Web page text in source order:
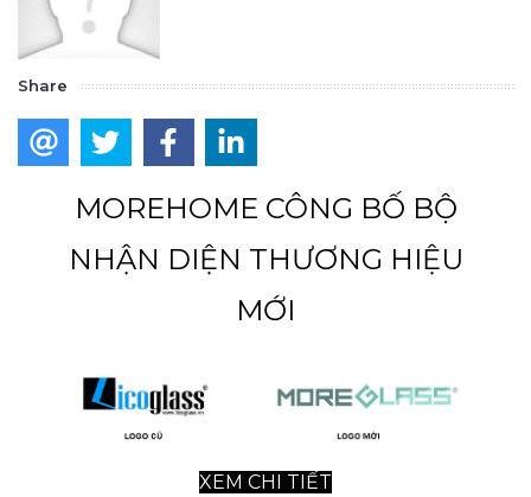
Share
MOREHOME CÔNG BỐ BỘ
NHẬN DIỆN THƯƠNG HIỆU
MỚI
XEM CHI TIẾT